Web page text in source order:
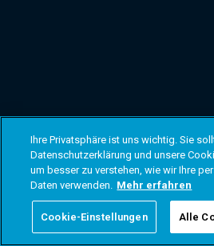
Ihre Privatsphäre ist uns wichtig. Sie
Datenschutzerklärung und unsere
um besser zu verstehen, wie wir Ihre
Daten verwenden. Mehr erfahren
Cookie-Einstellungen Alle